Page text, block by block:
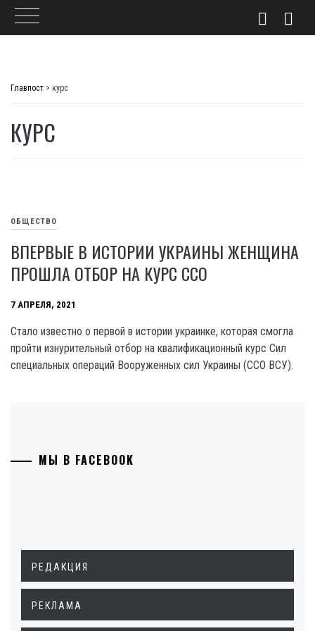
Главпост > курс
КУРС
ОБЩЕСТВО
ВПЕРВЫЕ В ИСТОРИИ УКРАИНЫ ЖЕНЩИНА
ПРОШЛА ОТБОР НА КУРС ССО
7 АПРЕЛЯ, 2021
Стало известно о первой в истории украинке, которая смогла
пройти изнурительный отбор на квалификационный курс Сил
специальных операций Вооруженных сил Украины (ССО ВСУ).
МЫ В FACEBOOK
РЕДАКЦИЯ
РЕКЛАМА